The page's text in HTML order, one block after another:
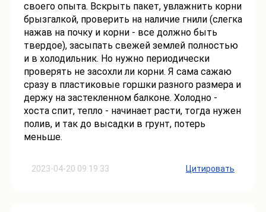
2023-04-20 09:19:33
своего опыта. Вскрыть пакет, увлажнить корни
брызгалкой, проверить на наличие гнили (слегка
нажав на почку и корни - все должно быть
твердое), засыпать свежей землей полностью
и в холодильник. Но нужно периодически
проверять не засохли ли корни. Я сама сажаю
сразу в пластиковые горшки разного размера и
держу на застекленном балконе. Холодно -
хоста спит, тепло - начинает расти, тогда нужен
полив, и так до высадки в грунт, потерь
меньше.
Цитировать